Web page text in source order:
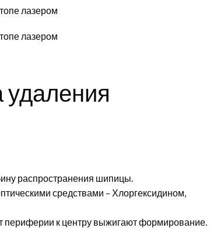
удаления
распространения шипицы.
средствами – Хлоргексидином,
периферии к центру выжигают формирование.